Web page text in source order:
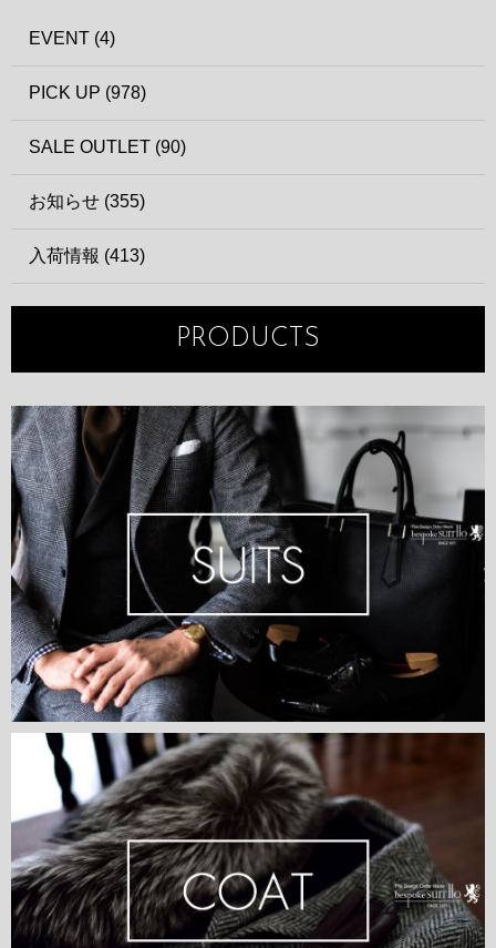
EVENT (4)
PICK UP (978)
SALE OUTLET (90)
お知らせ (355)
入荷情報 (413)
PRODUCTS